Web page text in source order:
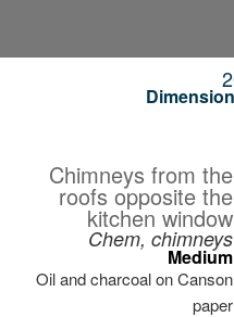
Chimneys from the
roofs opposite the
kitchen window
Chem, chimneys
Medium
Oil and charcoal on Canson
paper